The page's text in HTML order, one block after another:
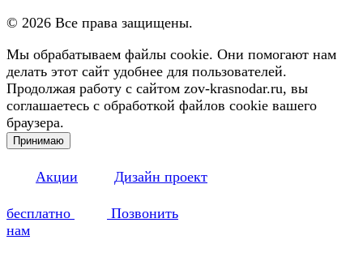
© 2026 Все права защищены.
Мы обрабатываем файлы cookie. Они помогают нам
делать этот сайт удобнее для пользователей.
Продолжая работу с сайтом zov-krasnodar.ru, вы
соглашаетесь с обработкой файлов cookie вашего
браузера.
Принимаю
Акции Дизайн проект
бесплатно
Позвонить
нам